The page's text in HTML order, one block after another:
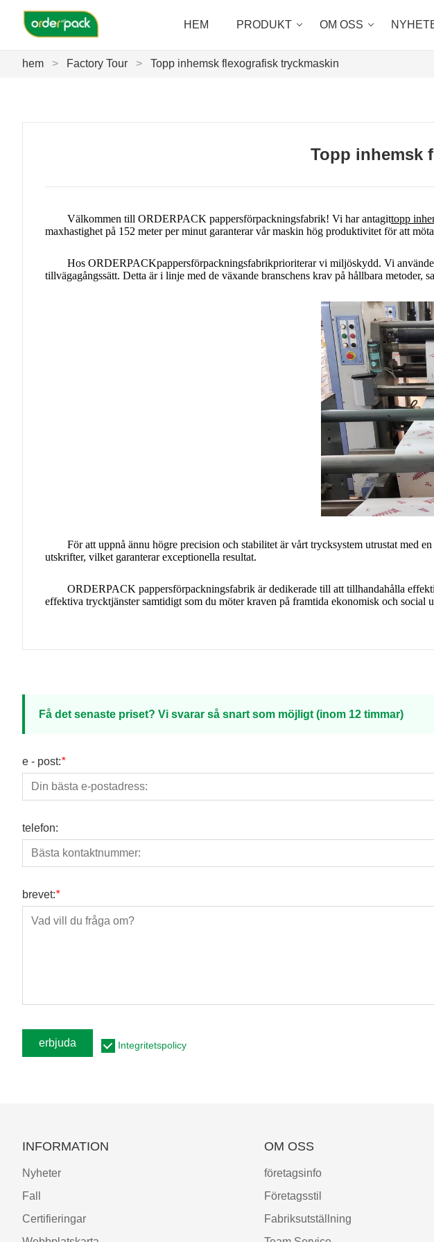
HEM PRODUKT OM OSS
hem > Factory Tour > Topp inhemsk flexografisk tryckmaskin
Topp inhemsk
Välkommen till ORDERPACK pappersförpackningsfabrik! Vi har antagittopp
maxhastighet på 152 meter per minut garanterar vår maskin hög produktivitet för att
Hos ORDERPACKpappersförpackningsfabrikprioriterar vi miljöskydd. Vi
tillvägagångssätt. Detta är i linje med de växande branschens krav på hållbara metoder,
För att uppnå ännu högre precision och stabilitet är vårt trycksystem utrustat med
utskrifter, vilket garanterar exceptionella resultat.
ORDERPACK pappersförpackningsfabrik är dedikerade till att tillhandahålla
effektiva trycktjänster samtidigt som du möter kraven på framtida ekonomisk och social
Få det senaste priset? Vi svarar så snart som möjligt (inom 12 timmar)
e - post:*
telefon:
brevet:*
erbjuda Integritetspolicy
INFORMATION
Nyheter
Fall
Certifieringar
OM OSS
företagsinfo
Företagsstil
Fabriksutställning